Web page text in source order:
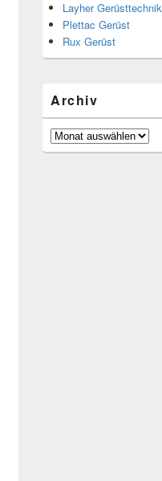
Layher Gerüsttechnik
Plettac Gerüst
Rux Gerüst
Archiv
Archiv